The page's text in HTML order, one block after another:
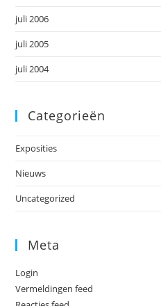
juli 2006
juli 2005
juli 2004
Categorieën
Exposities
Nieuws
Uncategorized
Meta
Login
Vermeldingen feed